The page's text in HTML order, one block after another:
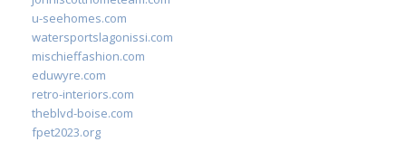
u-seehomes.com
watersportslagonissi.com
mischieffashion.com
eduwyre.com
retro-interiors.com
theblvd-boise.com
fpet2023.org